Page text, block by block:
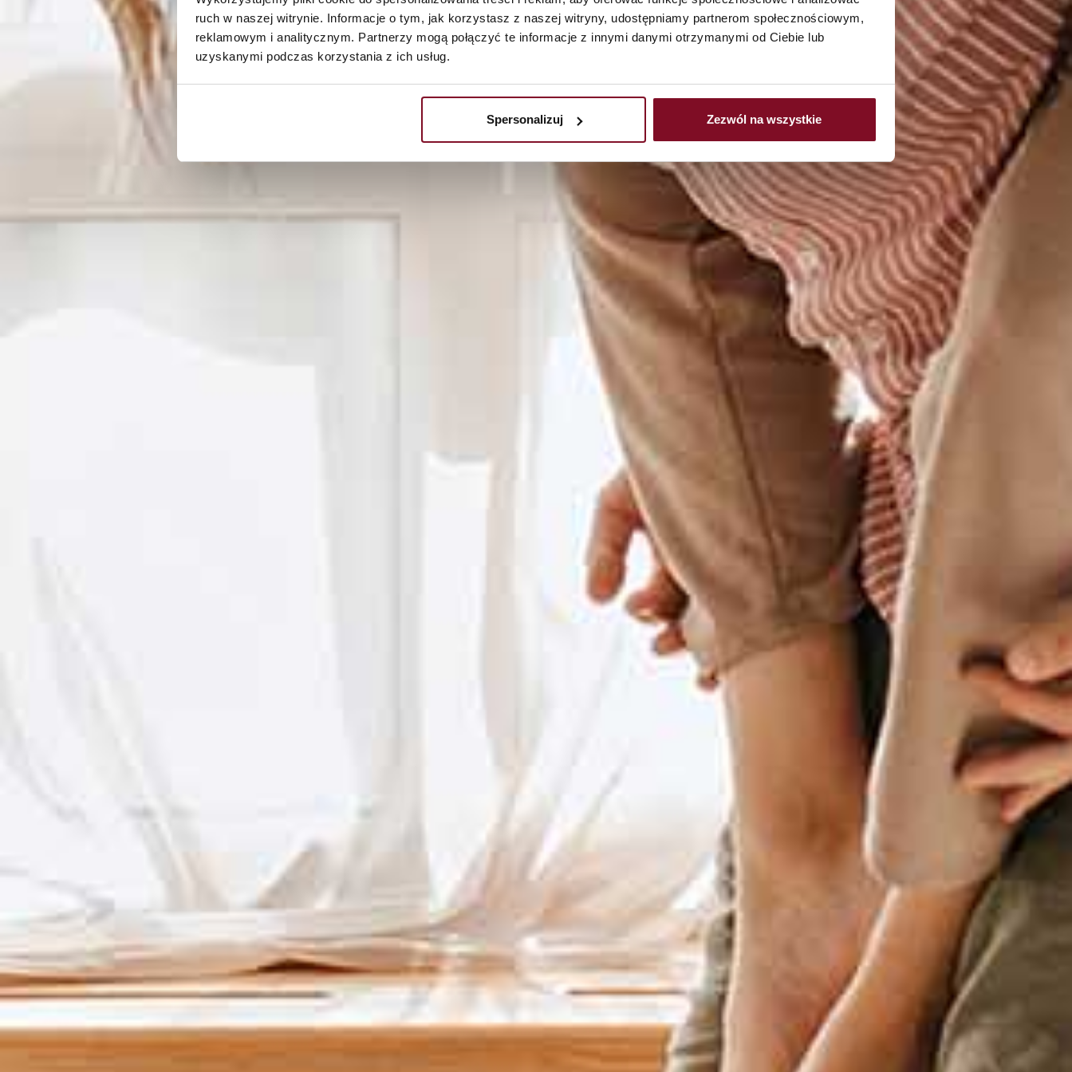
ruch w naszej witrynie. Informacje o tym, jak korzystasz z naszej witryny, udostępniamy partnerom społecznościowym,
reklamowym i analitycznym. Partnerzy mogą połączyć te informacje z innymi danymi otrzymanymi od Ciebie lub
uzyskanymi podczas korzystania z ich usług.
Spersonalizuj Zezwól na wszystkie